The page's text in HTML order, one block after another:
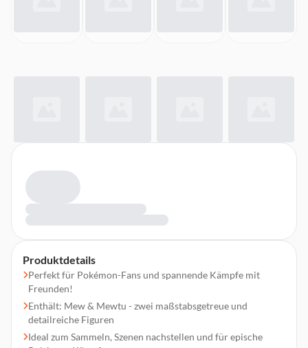
Produktdetails
Perfekt für Pokémon-Fans und spannende Kämpfe mit
Freunden!
Enthält: Mew & Mewtu - zwei maßstabsgetreue und
detailreiche Figuren
Ideal zum Sammeln, Szenen nachstellen und für epische